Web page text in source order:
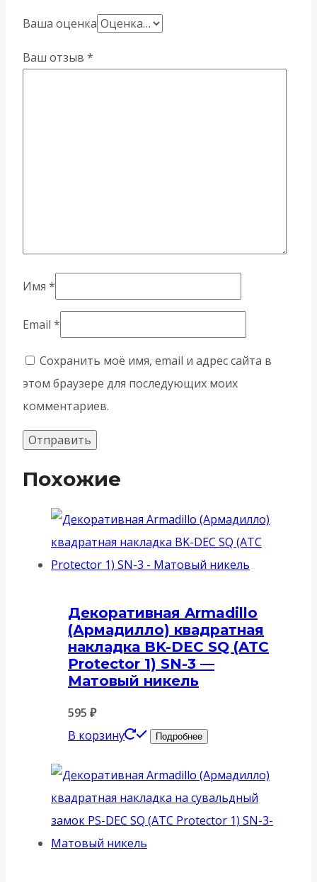
Ваша оценка
Ваш отзыв *
Имя *
Email *
Сохранить моё имя, email и адрес сайта в
этом браузере для последующих моих
комментариев.
Похожие
Декоративная Armadillo
(Армадилло) квадратная
накладка BK-DEC SQ (ATC
Protector 1) SN-3 —
Матовый никель
595 ₽
В корзину
Подробнее